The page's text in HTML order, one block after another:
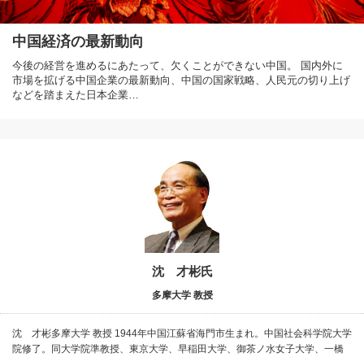
中国経済の最新動向
今後の経営を進めるにあたって、欠くことができない中国。 国内外に
市場を拡げる中国企業の最新動向、中国の国家戦略、人民元の切り上げ
などを踏まえた日本企業…
沈 才彬氏
多摩大学 教授
沈 才彬多摩大学 教授 1944年中国江蘇省海門市生まれ。中国社会科学院大学
院修了。同大学院準教授、東京大学、早稲田大学、御茶ノ水女子大学、一橋